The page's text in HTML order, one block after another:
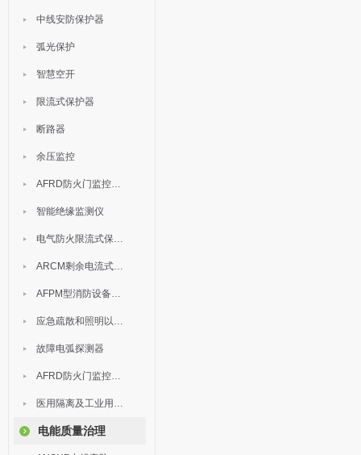
中线安防保护器
弧光保护
智慧空开
限流式保护器
断路器
余压监控
AFRD防火门监控模块
智能绝缘监测仪
电气防火限流式保护器
ARCM剩余电流式电气火灾监控装置
AFPM型消防设备电源监控系统
应急疏散和照明以及灯具
故障电弧探测器
AFRD防火门监控系统
医用隔离及工业用电绝缘检测
电能质量治理